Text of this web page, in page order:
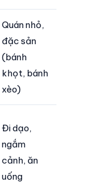
Quán nhỏ,
đặc sản
(bánh
khọt, bánh
xèo)
Đi dạo,
ngắm
cảnh, ăn
uống